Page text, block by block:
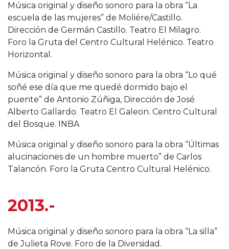
Música original y diseño sonoro para la obra “La
escuela de las mujeres” de Moliére/Castillo.
Dirección de Germán Castillo. Teatro El Milagro.
Foro la Gruta del Centro Cultural Helénico. Teatro
Horizontal.
Música original y diseño sonoro para la obra “Lo qué
soñé ese día que me quedé dormido bajo el
puente” de Antonio Zúñiga, Dirección de José
Alberto Gallardo. Teatro El Galeon. Centro Cultural
del Bosque. INBA
Música original y diseño sonoro para la obra “Últimas
alucinaciones de un hombre muerto” de Carlos
Talancón. Foro la Gruta Centro Cultural Helénico.
2013.-
Música original y diseño sonoro para la obra “La silla”
de Julieta Rove. Foro de la Diversidad.